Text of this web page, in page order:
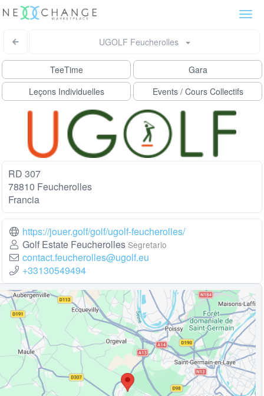
UGOLF Feucherolles
TeeTime
Gara
Leçons Individuelles
Events / Cours Collectifs
RD 307
78810 Feucherolles
Francia
https://jouer.golf/golf/ugolf-feucherolles/
Golf Estate Feucherolles Segretario
contact.feucherolles@ugolf.eu
+33130549494